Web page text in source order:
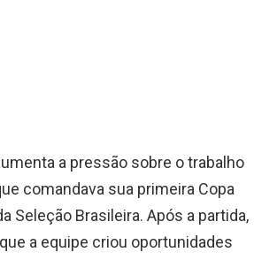
a pressão sobre o trabalho
comandava sua primeira Copa
Seleção Brasileira. Após a partida,
a equipe criou oportunidades